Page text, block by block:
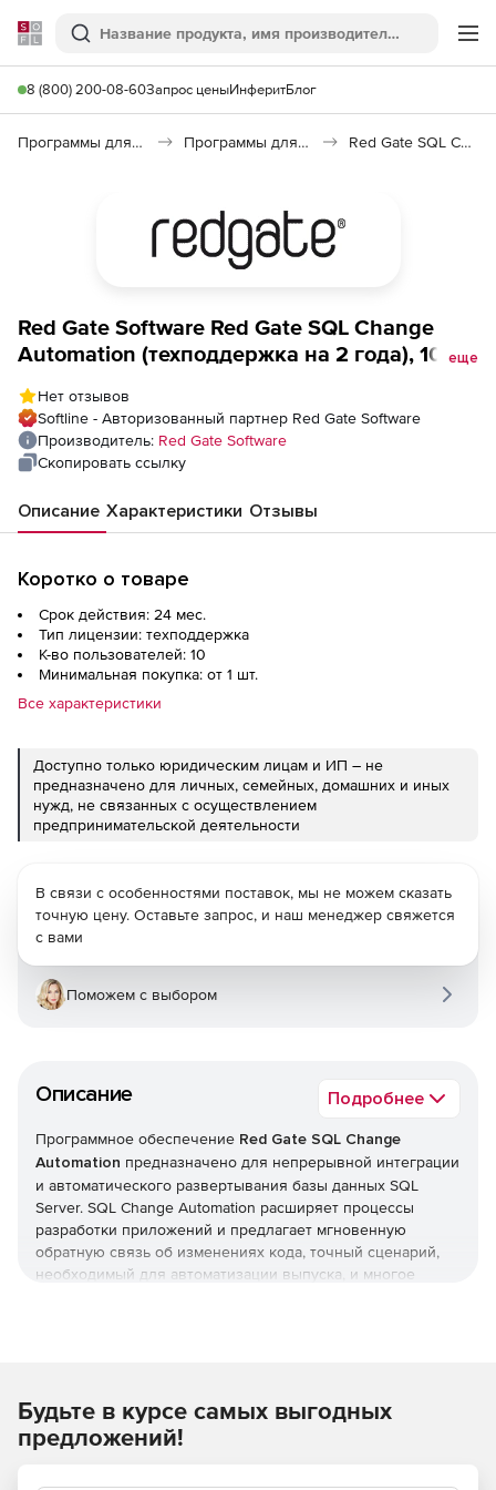
Softline
Поиск
8 (800) 200-08-60Запрос ценыИнферитБлог
Программы для программирования Программы для работы с базами данных Red Gate SQL Change Automation
Red Gate Software Red Gate SQL Change
Automation (техподдержка на 2 года), 10
еще
Нет отзывов
Softline - Авторизованный партнер Red Gate Software
Производитель: Red Gate Software
Скопировать ссылку
Описание Характеристики Отзывы
Коротко о товаре
Срок действия: 24 мес.
Тип лицензии: техподдержка
К-во пользователей: 10
Минимальная покупка: от 1 шт.
Все характеристики
Доступно только юридическим лицам и ИП – не
предназначено для личных, семейных, домашних и иных
нужд, не связанных с осуществлением
предпринимательской деятельности
Описание Подробнее
Программное обеспечение Red Gate SQL Change
Automation предназначено для непрерывной интеграции
и автоматического развертывания базы данных SQL
Server. SQL Change Automation расширяет процессы
разработки приложений и предлагает мгновенную
обратную связь об изменениях кода, точный сценарий,
необходимый для автоматизации выпуска, и многое
БД, создавая, тестируя и разворачивая базу данных.
Быстрый и надежный способ проверки и
В связи с особенностями поставок, мы не можем сказать
точную цену. Оставьте запрос, и наш менеджер свяжется
с вами
Поможем с выбором
Будьте в курсе самых выгодных
предложений!